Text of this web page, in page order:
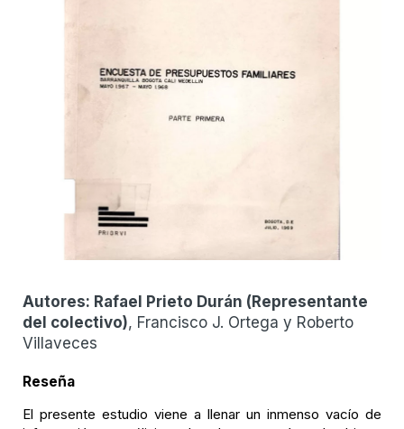
Autores: Rafael Prieto Durán ( Representante
del colectivo), Francisco J. Ortega y Roberto
Villaveces
Reseña
El presente estudio viene a llenar un inmenso vacío de